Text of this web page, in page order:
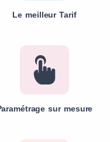
Le meilleur Tarif
sur mesure